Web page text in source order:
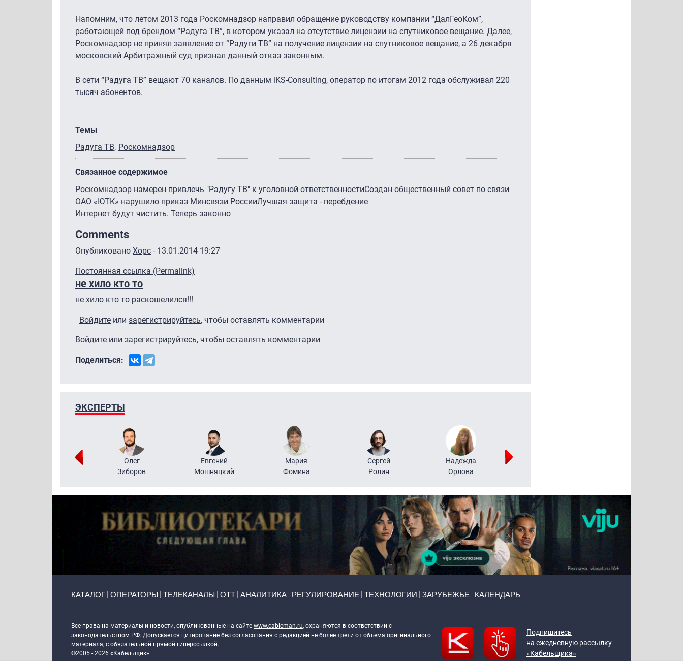
Напомним, что летом 2013 года Роскомнадзор направил обращение руководству компании “ДалГеоКом”,
работающей под брендом “Радуга ТВ”, в котором указал на отсутствие лицензии на спутниковое вещание. Далее,
Роскомнадзор не принял заявление от “Радуги ТВ” на получение лицензии на спутниковое вещание, а 26 декабря
московский Арбитражный суд признал данный отказ законным.
В сети “Радуга ТВ” вещают 70 каналов. По данным iKS-Consulting, оператор по итогам 2012 года обслуживал 220
тысяч абонентов.
Темы
Радуга ТВ Роскомнадзор
Связанное содержимое
Роскомнадзор намерен привлечь "Радугу ТВ" к уголовной ответственностиСоздан общественный совет по связи
ОАО «ЮТК» нарушило приказ Минсвязи РоссииЛучшая защита - перебдение
Интернет будут чистить. Теперь законно
Comments
Опубликовано Xopc - 13.01.2014 19:27
Постоянная ссылка (Permalink)
не хило кто то
не хило кто то раскошелился!!!
Войдите или зарегистрируйтесь, чтобы оставлять комментарии
Войдите или зарегистрируйтесь, чтобы оставлять комментарии
Поделиться:
ЭКСПЕРТЫ
Олег
Зиборов
Евгений
Мошняцкий
Мария
Фомина
Сергей
Ролин
Надежда
Орлова
КАТАЛОГ ОПЕРАТОРЫ ТЕЛЕКАНАЛЫ ОТТ АНАЛИТИКА РЕГУЛИРОВАНИЕ ТЕХНОЛОГИИ ЗАРУБЕЖЬЕ КАЛЕНДАРЬ
Все права на материалы и новости, опубликованные на сайте www.cableman.ru, охраняются в соответствии с
законодательством РФ. Допускается цитирование без согласования с редакцией не более трети от объема оригинального
материала, с обязательной прямой гиперссылкой.
©2005 - 2026 «Кабельщик»
Подпишитесь
на ежедневную рассылку
«Кабельщика»